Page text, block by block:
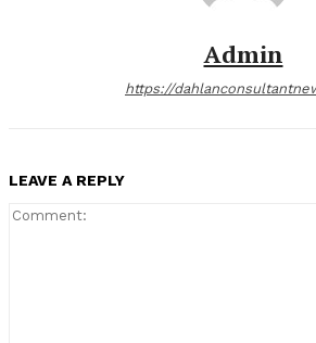
Admin
https://
LEAVE A REPLY